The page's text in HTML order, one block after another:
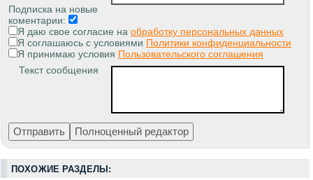
Подписка на новые
коментарии:
Я даю свое согласие на обработку персональных данных
Я соглашаюсь с условиями Политики конфиденциальности
Я принимаю условия Пользовательского соглашения
Текст сообщения
ПОХОЖИЕ РАЗДЕЛЫ: